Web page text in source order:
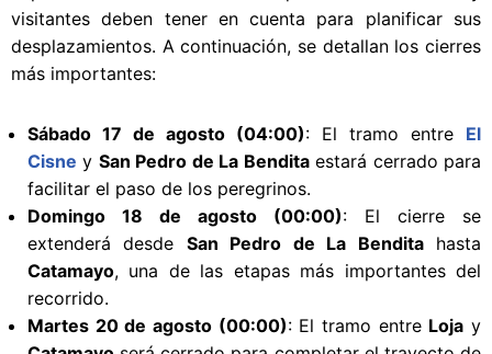
visitantes deben tener en cuenta para planificar sus
desplazamientos. A continuación, se detallan los cierres
más importantes:
Sábado 17 de agosto (04:00): El tramo entre El
Cisne y San Pedro de La Benditaestará cerrado para
facilitar el paso de los peregrinos.
Domingo 18 de agosto (00:00): El cierre se
extenderá desde San Pedro de La Benditahasta
Catamayo, una de las etapas más importantes del
recorrido.
Martes 20 de agosto (00:00): El tramo entre Loja y